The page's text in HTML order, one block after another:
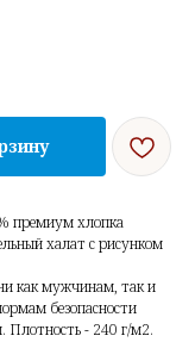
премиум хлопка
халат с рисунком
как мужчинам, так и
безопасности
- 240 г/м2.